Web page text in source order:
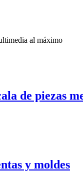
de piezas
y moldes